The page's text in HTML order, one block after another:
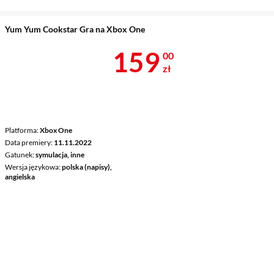
Yum Yum Cookstar Gra na Xbox One
Platforma Xbox One
Data premiery 11.11.2022
Gatunek symulacja, inne
Wersja językowa polska (napisy),
angielska
Cena 159 zł
159 00
zł